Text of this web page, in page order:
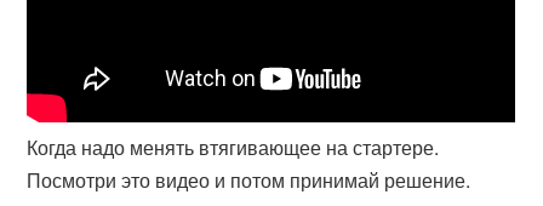
Когда надо менять втягивающее на стартере.
Посмотри это видео и потом принимай решение.